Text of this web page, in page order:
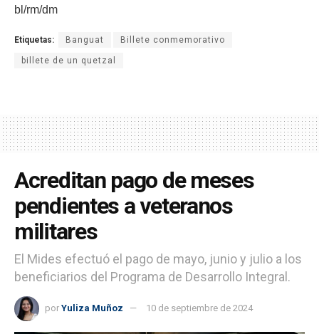
bl/rm/dm
Etiquetas: Banguat Billete conmemorativo
billete de un quetzal
Acreditan pago de meses
pendientes a veteranos
militares
El Mides efectuó el pago de mayo, junio y julio a los
beneficiarios del Programa de Desarrollo Integral.
por Yuliza Muñoz 10 de septiembre de 2024